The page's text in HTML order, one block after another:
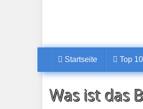
Startseite Top 10
Was ist das